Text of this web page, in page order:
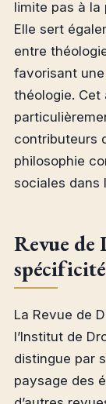
limite pas à la
Elle sert
entre
favorisant
théologie. Cet
contributeurs
philosophie
sociales dans
Revue de
La Revue de
l’Institut de
distingue par
paysage des